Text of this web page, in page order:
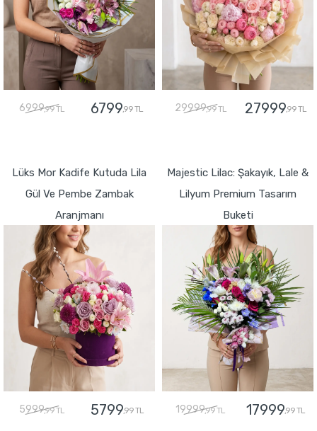
6999,99 TL 6799,99 TL 29999,99 TL 27999,99 TL
Lüks Mor Kadife Kutuda Lila
Gül Ve Pembe Zambak
Aranjmanı
5999,99 TL 5799,99 TL
Majestic Lilac: Şakayık, Lale &
Lilyum Premium Tasarım
Buketi
19999,99 TL 17999,99 TL